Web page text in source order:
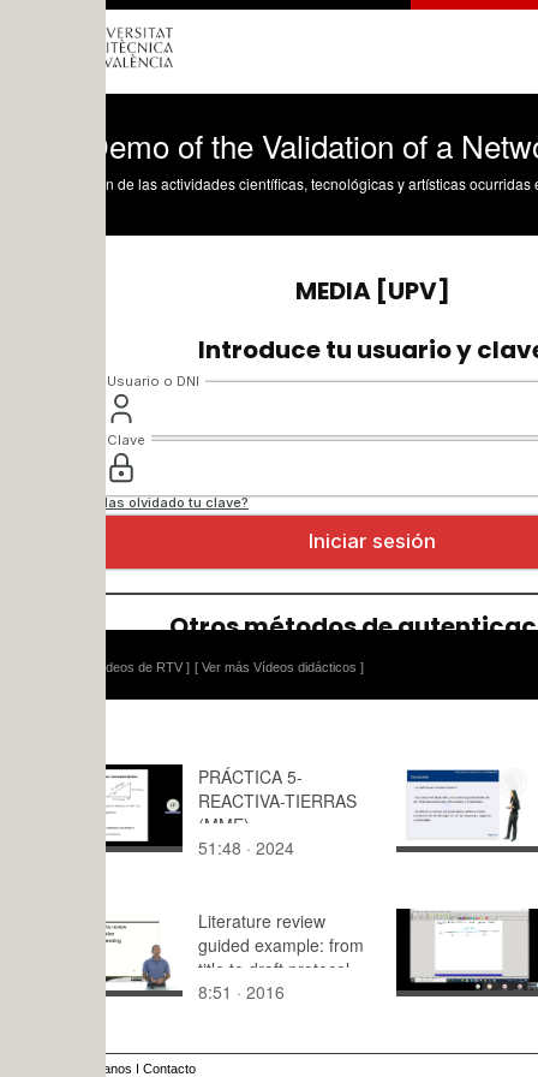
of the Validation of a Network App
de las actividades científicas, tecnológicas y artísticas ocurridas en los tres
[ Ver más Vídeos didácticos ]
PRÁCTICA 5-
REACTIVA-TIERRAS
(MME)
51:48 · 2024
Conclusión
1:44 · 2004
Literature review
guided example: from
title to draft protocol
8:51 · 2016
Mat.I GIOI
Clase10
70:04 ·